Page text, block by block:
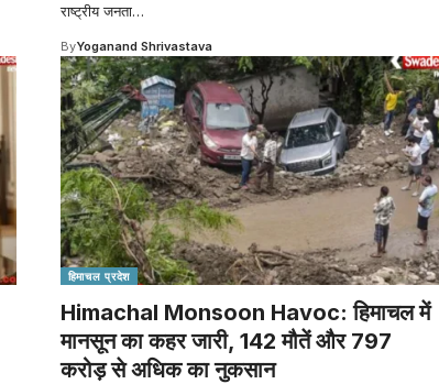
राष्ट्रीय जनता…
ByYoganand Shrivastava
हिमाचल प्रदेश
Himachal Monsoon Havoc: हिमाचल में
मानसून का कहर जारी, 142 मौतें और 797
करोड़ से अधिक का नुकसान